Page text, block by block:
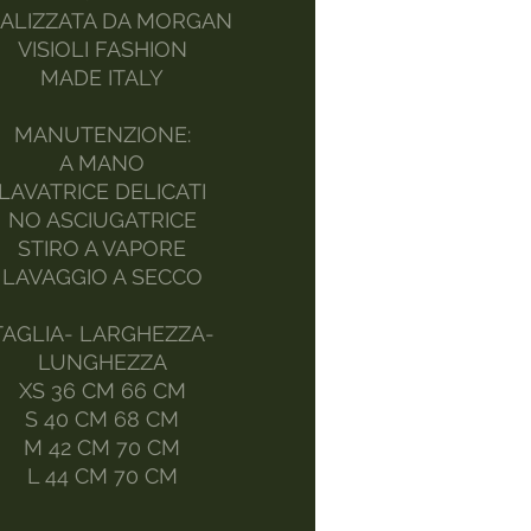
DA MORGAN
VISIOLI FASHION
MADE ITALY
MANUTENZIONE:
A MANO
DELICATI
NO ASCIUGATRICE
STIRO A VAPORE
LAVAGGIO A SECCO
LARGHEZZA-
LUNGHEZZA
XS 36 CM 66 CM
S 40 CM 68 CM
M 42 CM 70 CM
L 44 CM 70 CM